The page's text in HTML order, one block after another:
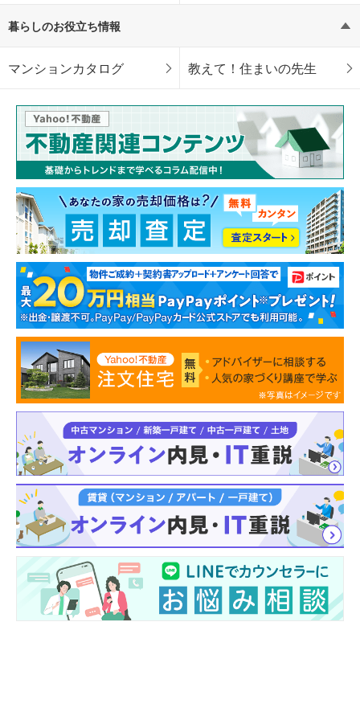
暮らしのお役立ち情報
マンションカタログ 教えて！住まいの先生